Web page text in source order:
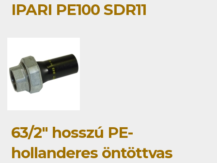
IPARI PE100 SDR11
63/2" hosszú PE-
hollanderes öntöttvas